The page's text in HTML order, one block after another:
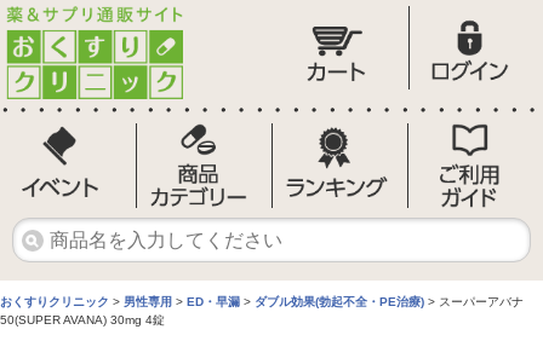
おくすりクリニック > 男性専用 > ED・早漏 > ダブル効果(勃起不全・PE治療) > スーパーアバナ
50(SUPER AVANA) 30mg 4錠